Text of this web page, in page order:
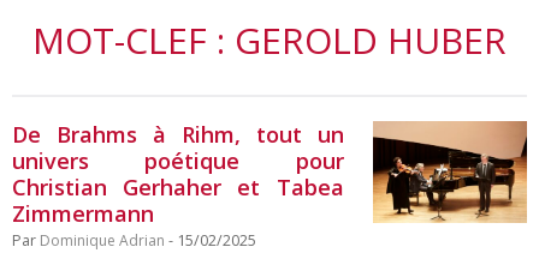
MOT-CLEF : GEROLD HUBER
De Brahms à Rihm, tout un
univers poétique pour
Christian Gerhaher et Tabea
Zimmermann
Par Dominique Adrian - 15/02/2025